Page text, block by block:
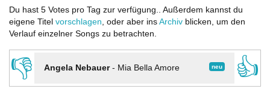
Du hast 5 Votes pro Tag zur verfügung.. Außerdem kannst du
eigene Titel vorschlagen, oder aber ins Archiv blicken, um den
Verlauf einzelner Songs zu betrachten.
👎 neu
Angela Nebauer- Mia Bella Amore
👍